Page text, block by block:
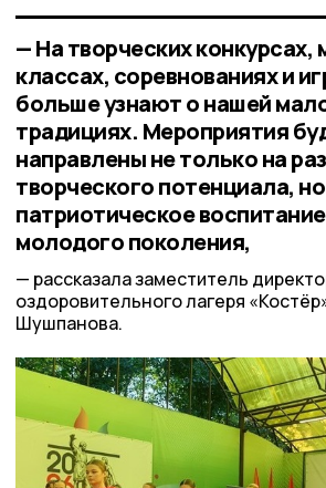
— На творческих конкурсах,
классах, соревнованиях и
больше узнают о нашей
традициях. Мероприятия
направлены не только на
творческого потенциала,
патриотическое
молодого поколения,
рассказала заместитель
оздоровительного лагеря
Шушпанова.